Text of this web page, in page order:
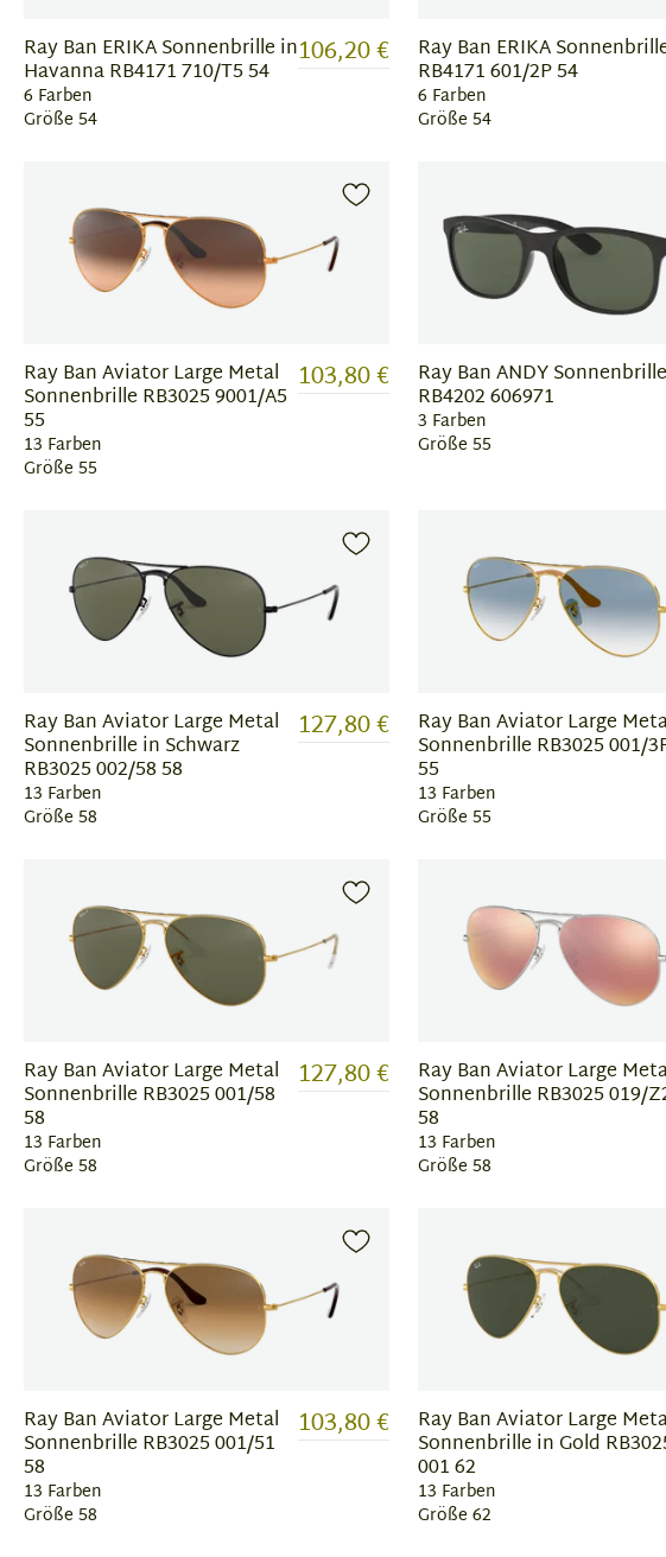
Ray Ban ERIKA Sonnenbrille in
Havanna RB4171 710/T5 54
6 Farben
Größe 54
106,20 € Ray Ban ERIKA
RB4171 601/2P 54
6 Farben
Größe 54
Ray Ban Aviator Large Metal
Sonnenbrille RB3025 9001/A5
55
13 Farben
Größe 55
103,80 € Ray Ban ANDY Sonnenbrille
RB4202 606971
3 Farben
Größe 55
Ray Ban Aviator Large Metal
Sonnenbrille in Schwarz
RB3025 002/58 58
13 Farben
Größe 58
127,80 € Ray Ban Aviator Large
Sonnenbrille RB3025 001/
55
13 Farben
Größe 55
Ray Ban Aviator Large Metal
Sonnenbrille RB3025 001/58
58
13 Farben
Größe 58
127,80 € Ray Ban Aviator Large
Sonnenbrille RB3025 019/
58
13 Farben
Größe 58
Ray Ban Aviator Large Metal
Sonnenbrille RB3025 001/51
58
13 Farben
Größe 58
103,80 € Ray Ban Aviator Large
Sonnenbrille in Gold
001 62
13 Farben
Größe 62